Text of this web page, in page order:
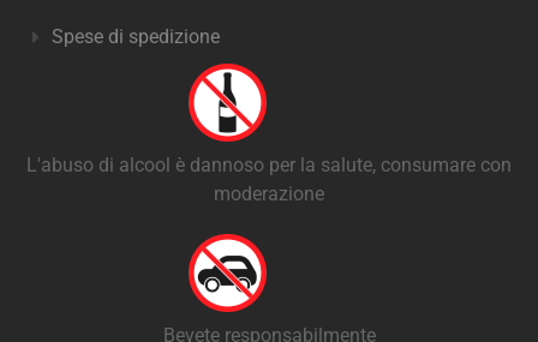
Spese di spedizione
L'abuso di alcool è dannoso per la salute, consumare con
moderazione
Bevete responsabilmente